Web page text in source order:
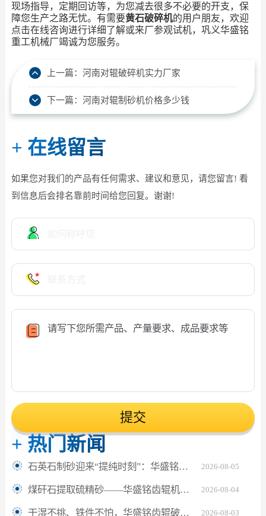
现场指导，定期回访等，为您减去很多不必要的开支，保
障您生产之路无忧。有需要黄石破碎机的用户朋友，欢迎
点击在线咨询进行详细了解或来厂参观试机，巩义华盛铭
重工机械厂竭诚为您服务。
上一篇： 河南对辊破碎机实力厂家
下一篇： 河南对辊制砂机价格多少钱
+ 在线留言
如果您对我们的产品有任何需求、建议和意见，请您留言! 看
到信息后会排名靠前时间给您回复。谢谢!
提交
+ 热门新闻
2026-08-05
石英石制砂迎来“提纯时刻”：华盛铭对辊机如何坐稳高纯砂生产C位？
2026-08-04
煤矸石提取硫精砂——华盛铭齿辊机助解离更充分
2026-08-03
干湿不挑、铁件不怕，华盛铭齿辊破碎机让陶瓷固废回收更省心